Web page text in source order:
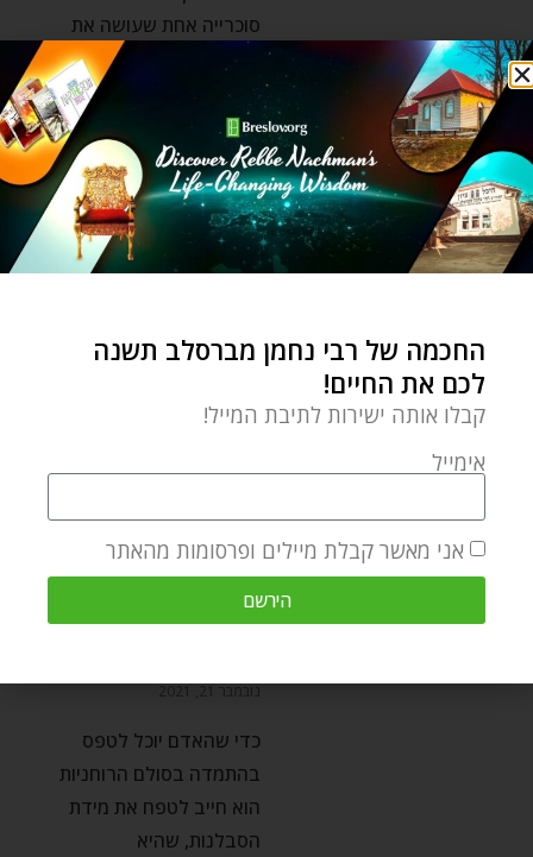
סוכרייה אחת שעושה את
ההבדל בין אדם
רבי נתן
תרופה עתיקה מנצחת
by
Yehudis Golshevsky
כשמדובר בתרופה עתיקה
בשבילנו! מהי התרופה הזו
סוד ההצלחה: הכתר בא עם
הסבלנות
כדי שהאדם יוכל לטפס
בהתמדה בסולם הרוחניות
הוא חייב לטפח את מידת
הסבלנות, שהיא
החכמה של רבי נחמן מברסלב תשנה
לכם את החיים!
קבלו אותה ישירות לתיבת המייל!
אימייל
אני מאשר קבלת מיילים ופרסומות מהאתר
הירשם